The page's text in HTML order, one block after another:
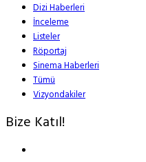
Dizi Haberleri
İnceleme
Listeler
Röportaj
Sinema Haberleri
Tümü
Vizyondakiler
Bize Katıl!